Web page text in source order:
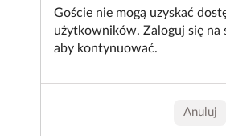
Goście nie mogą uzyskać
użytkowników. Zaloguj się na
aby kontynuować.
Anuluj